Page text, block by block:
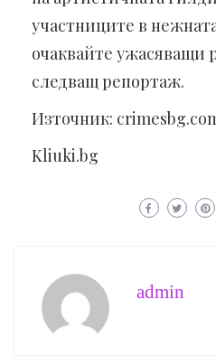
участниците в
очаквайте ужасяващи
следващ репортаж.
Източник:
Kliuki.bg
admin